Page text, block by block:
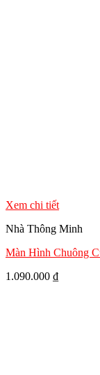
Xem chi tiết
Nhà Thông Minh
Màn Hình Chuông
1.090.000 ₫